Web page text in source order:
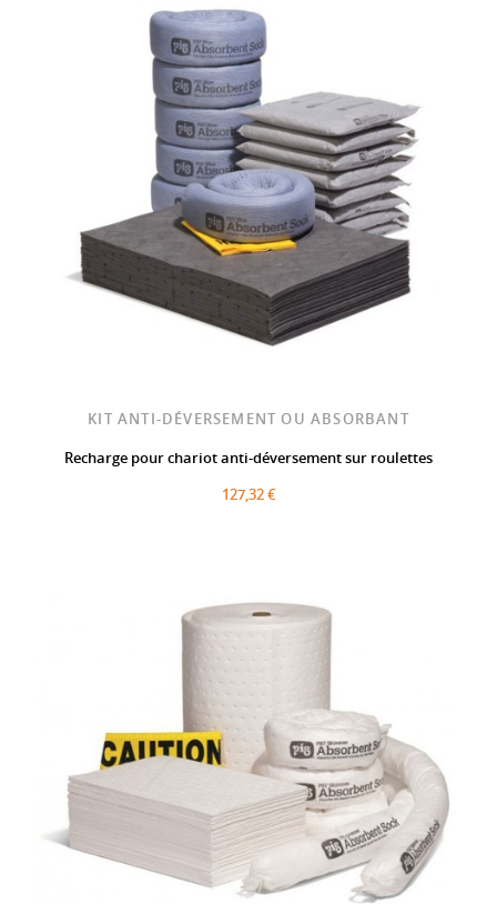
KIT ANTI-DÉVERSEMENT OU ABSORBANT
Recharge pour chariot anti-déversement sur roulettes
127,32 €